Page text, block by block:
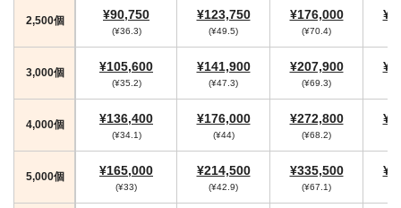
2,500個 ¥90,750
(¥36.3)
¥123,750
(¥49.5)
¥176,000
(¥70.4)
3,000個 ¥105,600
(¥35.2)
¥141,900
(¥47.3)
¥207,900
(¥69.3)
4,000個 ¥136,400
(¥34.1)
¥176,000
(¥44)
¥272,800
(¥68.2)
5,000個 ¥165,000
(¥33)
¥214,500
(¥42.9)
¥335,500
(¥67.1)